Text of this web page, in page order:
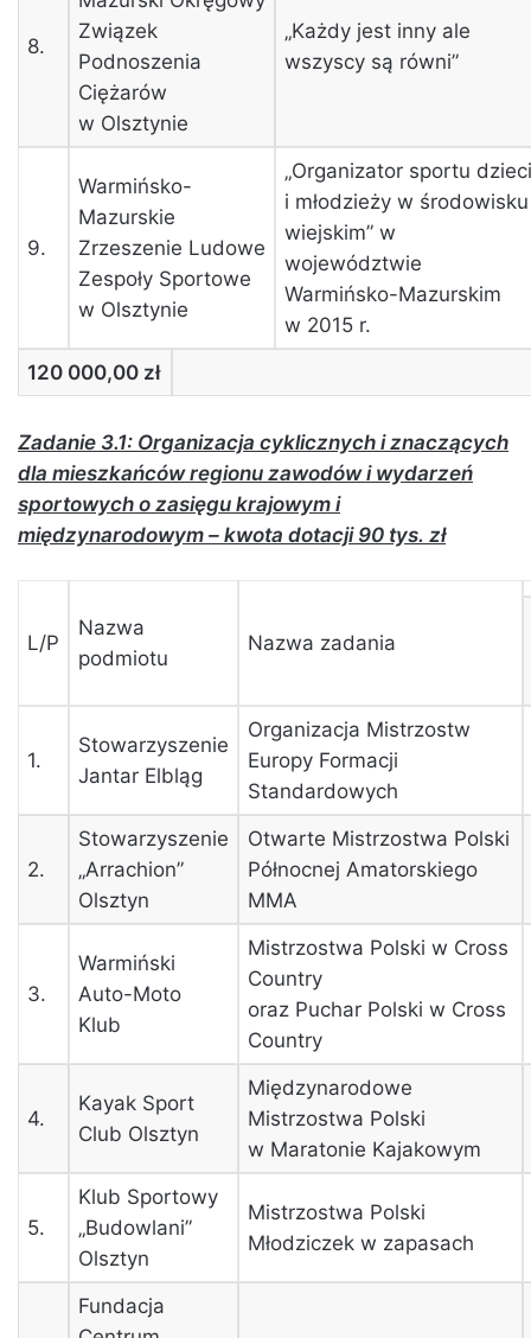
8.
Związek
Podnoszenia
Ciężarów
w Olsztynie
„Każdy jest inny ale
wszyscy są równi”
9.
Warmińsko-
Mazurskie
Zrzeszenie Ludowe
Zespoły Sportowe
w Olsztynie
„Organizator sportu dzieci
i młodzieży w środowisku
wiejskim” w
województwie
Warmińsko-Mazurskim
w 2015 r.
120 000,00 zł
Zadanie 3.1: Organizacja cyklicznych i znaczących
dla mieszkańców regionu zawodów i wydarzeń
sportowych o zasięgu krajowym i
międzynarodowym – kwota dotacji 90 tys. zł
L/P
Nazwa
podmiotu
Nazwa zadania
1.
Stowarzyszenie
Jantar Elbląg
Organizacja Mistrzostw
Europy Formacji
Standardowych
2.
Stowarzyszenie
„Arrachion”
Olsztyn
Otwarte Mistrzostwa Polski
Północnej Amatorskiego
MMA
3.
Warmiński
Auto-Moto
Klub
Mistrzostwa Polski w Cross
Country
oraz Puchar Polski w Cross
Country
4.
Kayak Sport
Club Olsztyn
Międzynarodowe
Mistrzostwa Polski
w Maratonie Kajakowym
5.
Klub Sportowy
„Budowlani”
Olsztyn
Mistrzostwa Polski
Młodziczek w zapasach
Fundacja